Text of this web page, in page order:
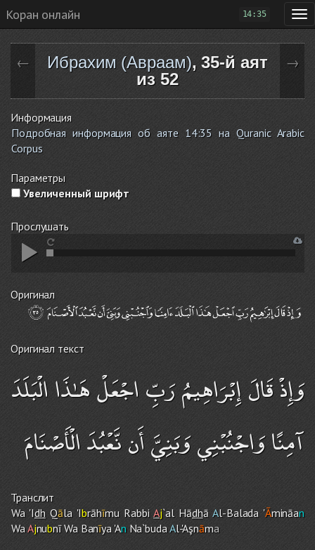
Коран онлайн 14:35
← Ибрахим (Авраам), 35-й аят
из 52
→
Информация
Подробная информация об аяте 14:35 на Quranic Arabic
Corpus
Параметры
Увеличенный шрифт
Прослушать
Оригинал
Оригинал текст
وَإِذْ قَالَ إِبْرَاهِيمُ رَبِّ اجْعَلْ هَـٰذَا الْبَلَدَ
آمِنًا وَاجْنُبْنِي وَبَنِيَّ أَن نَّعْبُدَ الْأَصْنَامَ
Транслит
Wa 'IdhQāla 'Ibrāhīmu RabbiAj`al HādhāAl-Balada 'Āmināan
WaAjnubnī Wa Banīya 'AnNa`budaAl-'Aşnāma